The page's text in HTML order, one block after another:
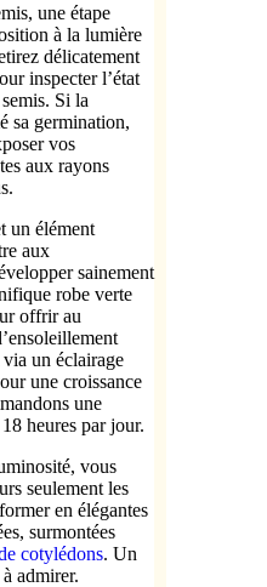
une étape
à la lumière
délicatement
inspecter l’état
Si la
sa germination,
vos
aux rayons
un élément
aux
sainement
robe verte
offrir au
un éclairage
une croissance
une
heures par jour.
vous
seulement les
en élégantes
surmontées
cotylédons. Un
admirer.